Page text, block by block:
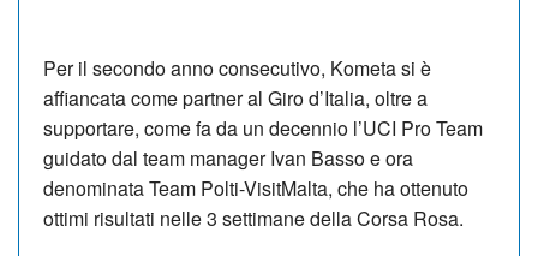
Per il secondo anno consecutivo, Kometa si è
affiancata come partner al Giro d’Italia, oltre a
supportare, come fa da un decennio l’UCI Pro Team
guidato dal team manager Ivan Basso e ora
denominata Team Polti-VisitMalta, che ha ottenuto
ottimi risultati nelle 3 settimane della Corsa Rosa.